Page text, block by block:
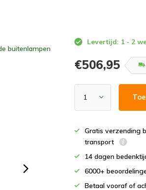
buitenlampen
Levertijd: 1 - 2
€506,95
Gratis verzending
transport
14 dagen
6000+
Betaal vooraf of